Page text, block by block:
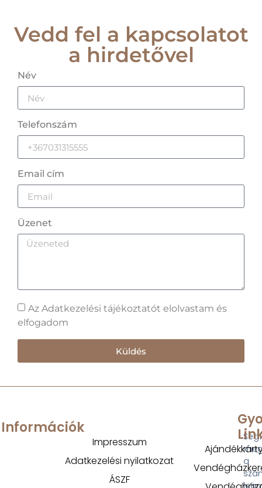
Vedd fel a kapcsolatot
a hirdetővel
Név
Telefonszám
Email cím
Üzenet
Az Adatkezelési tájékoztatót elolvastam és
elfogadom
Küldés
a
Információk
Impresszum
Adatkezelési nyilatkozat
ÁSZF